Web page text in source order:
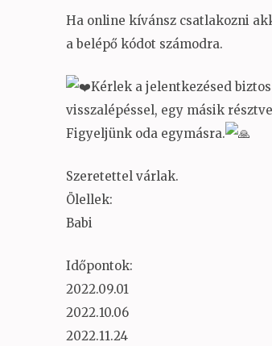
Ha online kívánsz csatlakozni
a belépő kódot számodra.
Kérlek a jelentkezésed
visszalépéssel, egy másik
Figyeljünk oda egymásra.
Szeretettel várlak.
Ölellek:
Babi
Időpontok:
2022.09.01
2022.10.06
2022.11.24